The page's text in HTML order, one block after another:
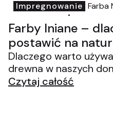
Impregnowanie Farba
kitdodrewna.pl 04-03-
Farby lniane –
postawić na
Dlaczego warto
drewna w naszych
Czytaj całość